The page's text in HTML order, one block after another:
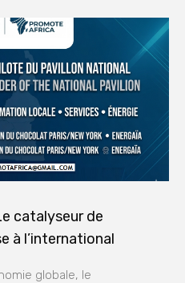
catalyseur de
à l’international
globale, le